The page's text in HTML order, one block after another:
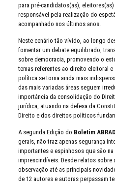
para pré-candidatos(as),
responsável pela realização do
acompanhado nos últimos anos.
Neste cenário tão vívido, ao longo
fomentar um debate equilibrado,
sobre democracia, promovendo o
temas referentes ao direito eleitoral
política se torna ainda mais
das mais variadas áreas seguem
importância da consolidação do
jurídica, atuando na defesa da
Direito e dos direitos políticos
A segunda Edição do Boletim
gerais, não traz apenas segurança
importantes e espinhosos que são
imprescindíveis. Desde relatos sobre
observação até as principais
de 12 autores e autoras perpassam